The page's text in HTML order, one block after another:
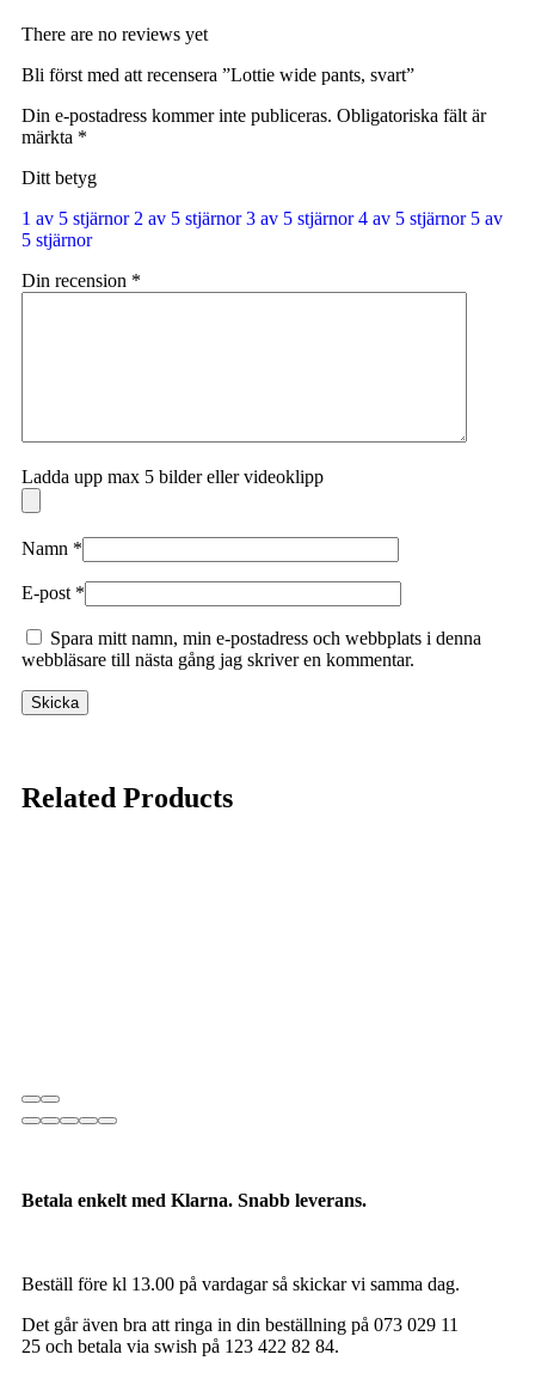
There are no reviews yet
Bli först med att recensera ”Lottie wide pants, svart”
Din e-postadress kommer inte publiceras. Obligatoriska fält är
märkta *
Ditt betyg
1 av 5 stjärnor 2 av 5 stjärnor 3 av 5 stjärnor 4 av 5 stjärnor 5 av
5 stjärnor
Din recension *
Ladda upp max 5 bilder eller videoklipp
Namn *
E-post *
Spara mitt namn, min e-postadress och webbplats i denna
webbläsare till nästa gång jag skriver en kommentar.
Related Products
Betala enkelt med Klarna. Snabb leverans.
Beställ före kl 13.00 på vardagar så skickar vi samma dag.
Det går även bra att ringa in din beställning på 073 029 11
25 och betala via swish på 123 422 82 84.